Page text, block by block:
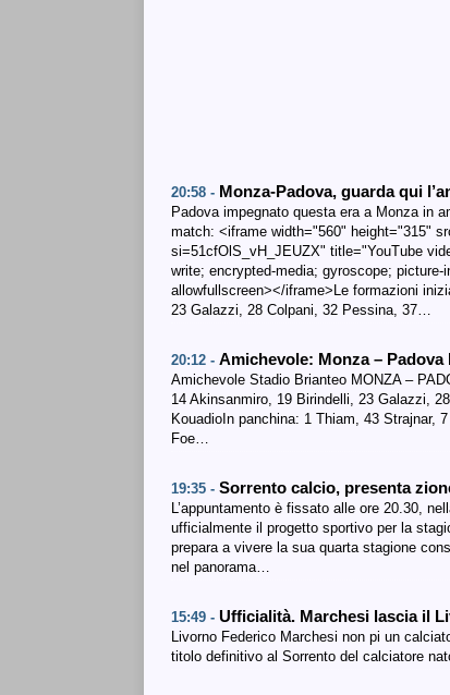
20:58 - Monza-Padova, guarda qui
Padova impegnato questa era a Monza in
match: <iframe width="560" height="315"
si=51cfOlS_vH_JEUZX" title="YouTube
write; encrypted-media; gyroscope;
allowfullscreen></iframe>Le formazioni
23 Galazzi, 28 Colpani, 32 Pessina, 37…
20:12 - Amichevole: Monza – Padova
Amichevole Stadio Brianteo MONZA –
14 Akinsanmiro, 19 Birindelli, 23 Galazzi,
KouadioIn panchina: 1 Thiam, 43 Strajnar,
Foe…
19:35 - Sorrento calcio, presenta
L’appuntamento è fissato alle ore 20.30,
ufficialmente il progetto sportivo per la
prepara a vivere la sua quarta stagione
nel panorama…
15:49 - Ufficialità. Marchesi lascia il
Livorno Federico Marchesi non pi un
titolo definitivo al Sorrento del calciatore